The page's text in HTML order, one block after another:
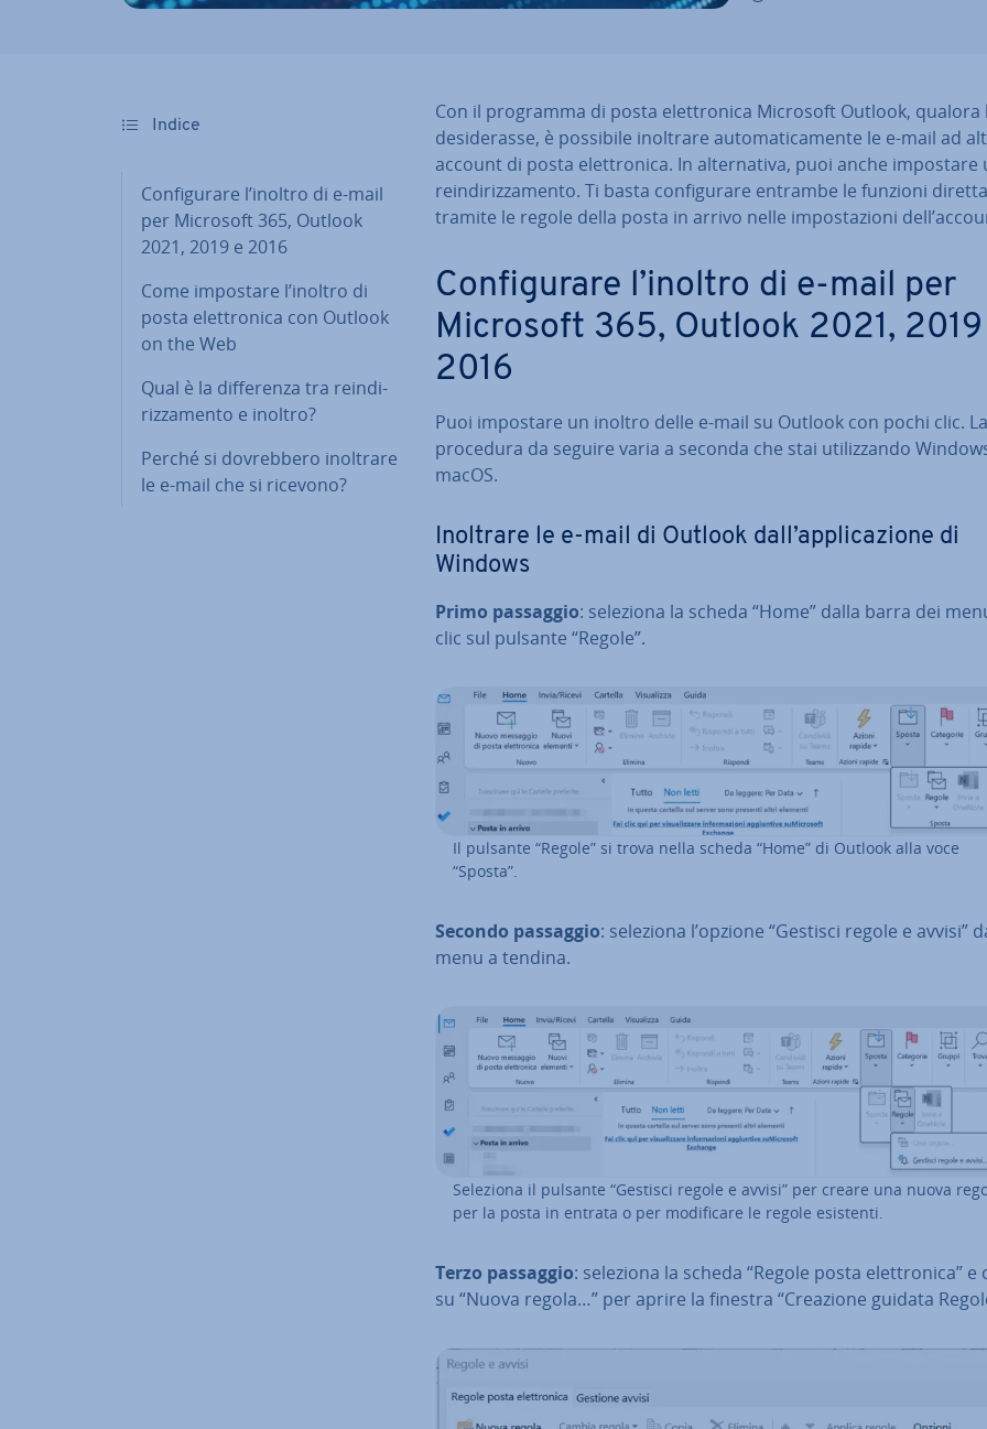
Indice
Con­fi­gu­ra­re l’inoltro di e-mail
per Microsoft 365, Outlook
2021, 2019 e 2016
Come impostare l’inoltro di
posta elet­tro­ni­ca con Outlook
on the Web
Qual è la dif­fe­ren­za tra rein­di­
riz­za­men­to e inoltro?
Perché si do­vreb­be­ro inoltrare
le e-mail che si ricevono?
Con il programma di posta elet­tro­ni­ca Microsoft Outlook, qualora
de­si­de­ras­se, è possibile inoltrare au­to­ma­ti­ca­men­te le e-mail ad
account di posta elet­tro­ni­ca. In al­ter­na­ti­va, puoi anche impostare
rein­di­riz­za­men­to. Ti basta con­fi­gu­ra­re entrambe le funzioni
tramite le regole della posta in arrivo nelle im­po­sta­zio­ni
Con­fi­gu­ra­re l’inoltro di e-mail per
Microsoft 365, Outlook 2021, 2019
2016
Puoi impostare un inoltro delle e-mail su Outlook con pochi clic. La
procedura da seguire varia a seconda che stai uti­liz­zan­do
macOS.
Inoltrare le e-mail di Outlook dall’ap­pli­ca­zio­ne di
Windows
Primo passaggio: seleziona la scheda “Home” dalla barra dei
clic sul pulsante “Regole”.
Il pulsante “Regole” si trova nella scheda “Home” di Outlook alla voce
“Sposta”.
Secondo passaggio: seleziona l’opzione “Gestisci regole e avvisi”
menu a tendina.
Seleziona il pulsante “Gestisci regole e avvisi” per creare una nuova
per la posta in entrata o per mo­di­fi­ca­re le regole esistenti.
Terzo passaggio: seleziona la scheda “Regole posta elet­tro­ni­ca” e
su “Nuova regola…” per aprire la finestra “Creazione guidata